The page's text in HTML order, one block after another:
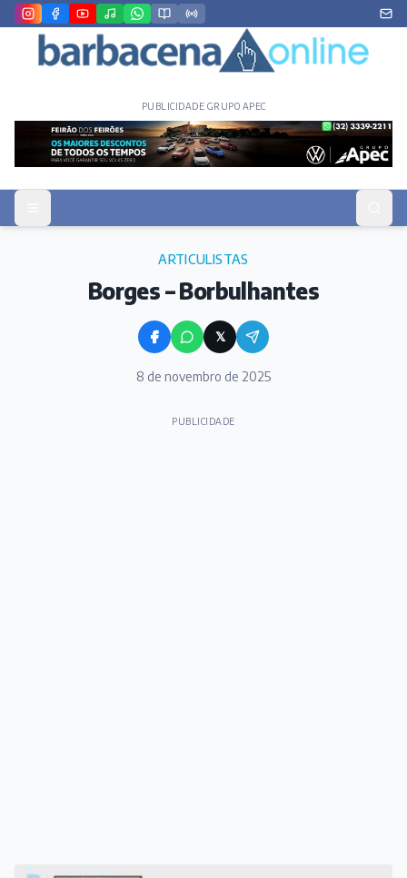
PUBLICIDADE GRUPO APEC
ARTICULISTAS
Borges – Borbulhantes
𝕏
8 de novembro de 2025
PUBLICIDADE